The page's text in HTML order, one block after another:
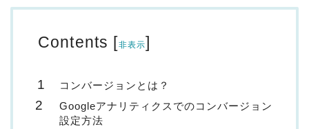
Contents [非表示]
コンバージョンとは？
Googleアナリティクスでのコンバージョン
設定方法